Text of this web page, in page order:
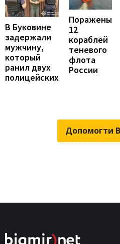
В Буковине
задержали
мужчину,
который
ранил двух
полицейских
Поражены
12
кораблей
теневого
флота
России
Допомогти